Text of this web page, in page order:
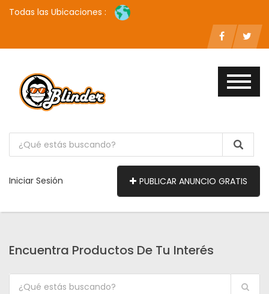
Todas las Ubicaciones :
Iniciar Sesión PUBLICAR ANUNCIO GRATIS
Encuentra Productos De Tu Interés